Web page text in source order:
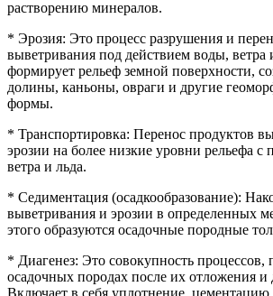
растворению минералов.
* Эрозия: Это процесс разрушения и
выветривания под действием воды, ветра
формирует рельеф земной поверхности,
долины, каньоны, овраги и другие
формы.
* Транспортировка: Перенос продуктов
эрозии на более низкие уровни рельефа
ветра и льда.
* Седиментация (осадкообразование):
выветривания и эрозии в определенных
этого образуются осадочные породные
* Диагенез: Это совокупность процессов,
осадочных породах после их отложения и
Включает в себя уплотнение, цементацию